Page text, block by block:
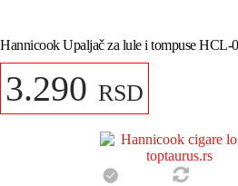
Hannicook Upaljač za lule i tompuse HCL-
3.290 RSD